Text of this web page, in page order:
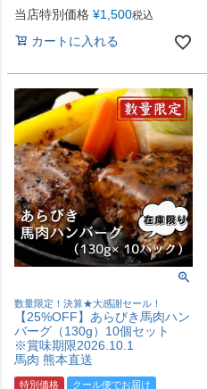
当店特別価格 ¥1,500税込
カートに入れる
数量限定！決算★大感謝セール！
【25%OFF】あらびき馬肉ハン
バーグ（130g）10個セット
※賞味期限2026.10.1
馬肉 熊本直送
特別価格 クール便でお届け